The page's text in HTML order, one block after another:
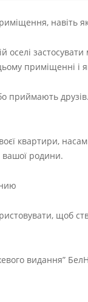
навіть
оселі
приміщенні і
приймають
квартири,
вашої родини.
щоб
видання”